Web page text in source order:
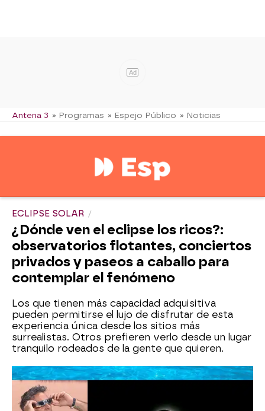
Ad
Antena 3 » Programas » Espejo Público » Noticias